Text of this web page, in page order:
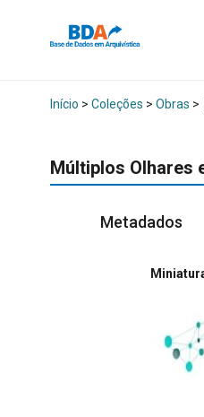
Início > Coleções > Obras >
Múltiplos Olhares
Metadados